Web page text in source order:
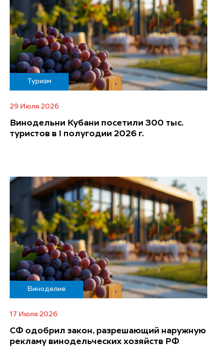
Туризм
29 Июля 2026
Винодельни Кубани посетили 300 тыс.
туристов в I полугодии 2026 г.
Виноделие
17 Июля 2026
СФ одобрил закон, разрешающий наружную
рекламу винодельческих хозяйств РФ